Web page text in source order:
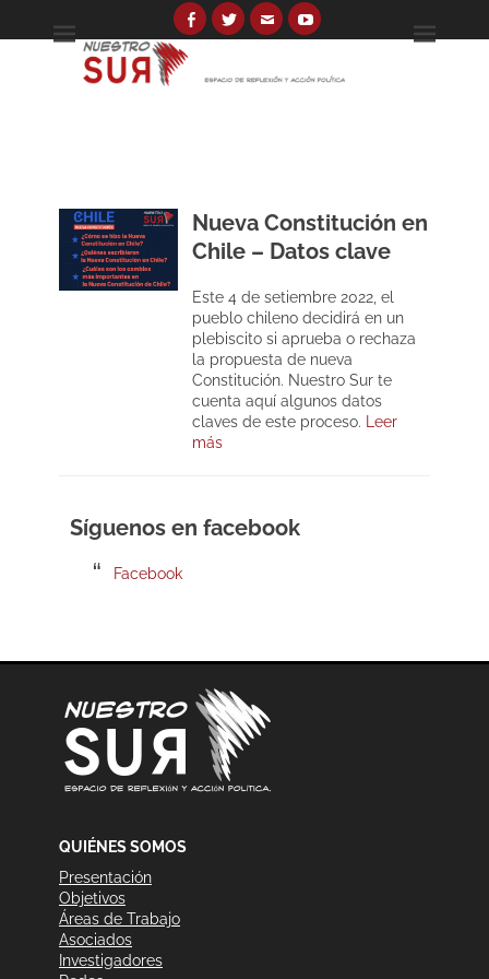
Facebook
TwitterEmailYouTube
Espacio de reflexión y acción política
Nueva Constitución en
Chile – Datos clave
Este 4 de setiembre 2022, el
pueblo chileno decidirá en un
plebiscito si aprueba o rechaza
la propuesta de nueva
Constitución. Nuestro Sur te
cuenta aquí algunos datos
claves de este proceso.
Leer
más
Síguenos en facebook
Facebook
QUIÉNES SOMOS
Presentación
Objetivos
Áreas de Trabajo
Asociados
Investigadores